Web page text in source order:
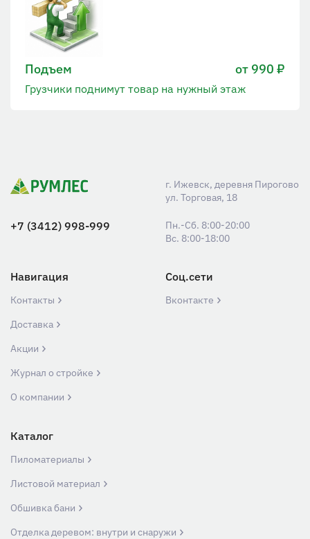
Подъем от 990 ₽
Грузчики поднимут товар на нужный этаж
г. Ижевск, деревня Пирогово
ул. Торговая, 18
+7 (3412) 998-999
Пн.-Сб. 8:00-20:00
Вс. 8:00-18:00
Навигация
Контакты
Доставка
Акции
Журнал о стройке
О компании
Соц.сети
Вконтакте
Каталог
Пиломатериалы
Листовой материал
Обшивка бани
Отделка деревом: внутри и снаружи